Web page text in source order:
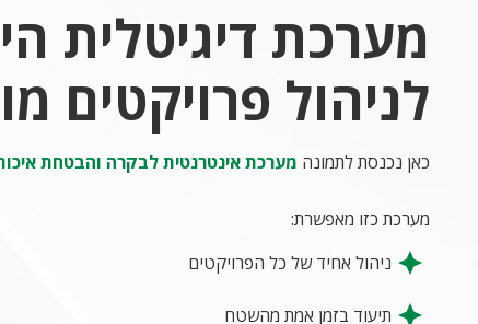
מערכת דיגיטלית
לניהול פרויקטים
כאן נכנסת לתמונה מערכת אינטרנטית לבקרה והבטחת
מערכת כזו מאפשרת:
ניהול אחיד של כל הפרויקטים
תיעוד בזמן אמת מהשטח